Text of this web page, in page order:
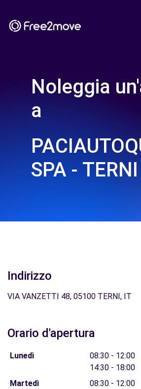
Noleggia
a
SPA -
Indirizzo
VIA VANZETTI 48, 05100 TERNI, IT
Orario d'apertura
Lunedì
08:30 - 12:00
14:30 - 18:00
Martedì
08:30 - 12:00